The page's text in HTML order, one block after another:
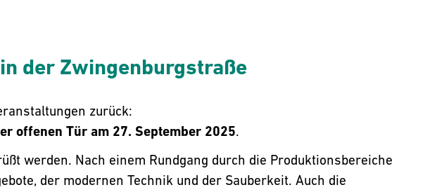
der Zwingenburgstraße
zurück:
offenen Tür am 27. September 2025.
werden. Nach einem Rundgang durch die Produktionsbereiche
der modernen Technik und der Sauberkeit. Auch die